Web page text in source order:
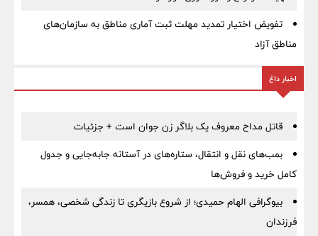
تفویض اختیار تمدید مهلت ثبت آماری مناطق به سازمان‌های
مناطق آزاد
اخبار داغ
قاتل مداح معروف یک بلاگر زن جوان است + جزئیات
بمب‌های نقل و انتقال، ستاره‌های در آستانه جابه‌جایی و جدول
کامل خرید و فروش‌ها
بیوگرافی الهام حمیدی؛ از شروع بازیگری تا زندگی شخصی، همسر،
فرزندان